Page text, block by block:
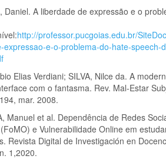
Daniel. A liberdade de expressão e o
http://professor.pucgoias.edu.br/
expressao-e-o-problema-do-hate-speech-
Elias Verdiani; SILVA, Nilce da. A
com o fantasma. Rev. Mal-Estar
mar. 2008.
Manuel et al. Dependência de Redes
e Vulnerabilidade Online em
Revista Digital de Investigación en
1,2020.